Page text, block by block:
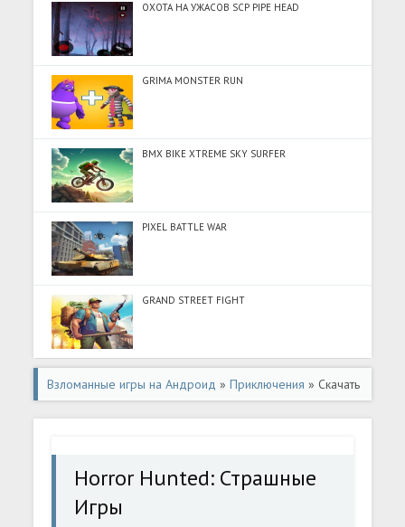
ОХОТА НА УЖАСОВ SCP PIPE HEAD
GRIMA MONSTER RUN
BMX BIKE XTREME SKY SURFER
PIXEL BATTLE WAR
GRAND STREET FIGHT
Взломанные игры на Андроид »Приключения » Скачать
Horror Hunted: Страшные Игры (Разблокировано все) на
Horror Hunted: Страшные
Игры